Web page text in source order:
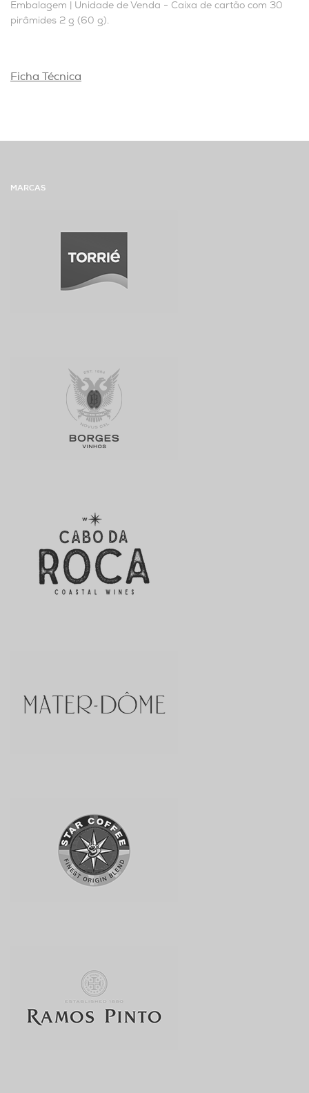
Embalagem | Unidade de Venda - Caixa de cartão com 30
pirâmides 2 g (60 g).
Ficha Técnica
MARCAS